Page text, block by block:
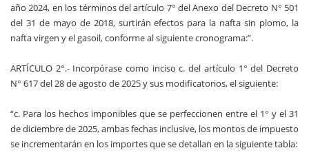
año 2024, en los términos del artículo 7° del Anexo del Decreto N° 501
del 31 de mayo de 2018, surtirán efectos para la nafta sin plomo, la
nafta virgen y el gasoil, conforme al siguiente cronograma:”.
ARTÍCULO 2°.- Incorpórase como inciso c. del artículo 1° del Decreto
N° 617 del 28 de agosto de 2025 y sus modificatorios, el siguiente:
“c. Para los hechos imponibles que se perfeccionen entre el 1° y el 31
de diciembre de 2025, ambas fechas inclusive, los montos de impuesto
se incrementarán en los importes que se detallan en la siguiente tabla: